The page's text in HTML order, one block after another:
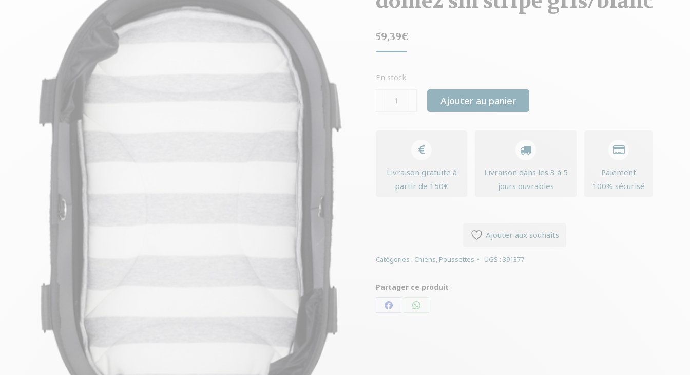
59,39€
En stock
quantité
stripe
Ajouter au panier
Livraison gratuite à
partir de 150€
Livraison dans les 3 à 5
jours ouvrables
Paiement
100% sécurisé
Ajouter aux souhaits
Catégories : Chiens, Poussettes UGS : 391377
Partager ce produit
PartagerPartager